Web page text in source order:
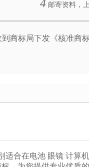
4 邮寄资料，
商标局下发《核准商
适合在电池 眼镜 计算